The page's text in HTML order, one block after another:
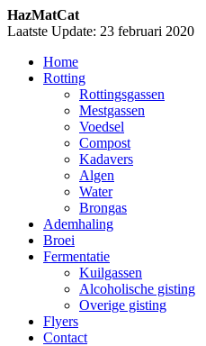
HazMatCat
Laatste Update: 23 februari 2020
Home
Rotting
Rottingsgassen
Mestgassen
Voedsel
Compost
Kadavers
Algen
Water
Brongas
Ademhaling
Broei
Fermentatie
Kuilgassen
Alcoholische gisting
Overige gisting
Flyers
Contact